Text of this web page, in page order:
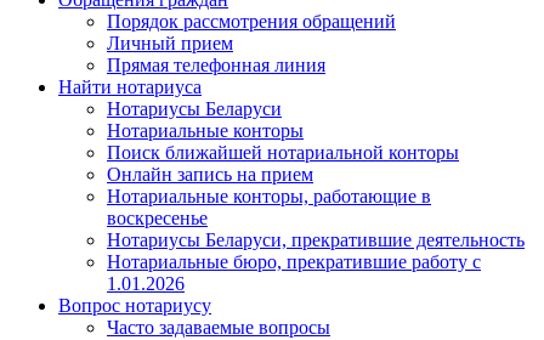
Порядок рассмотрения обращений
Личный прием
Прямая телефонная линия
Найти нотариуса
Нотариусы Беларуси
Нотариальные конторы
Поиск ближайшей нотариальной конторы
Онлайн запись на прием
Нотариальные конторы, работающие в
воскресенье
Нотариусы Беларуси, прекратившие деятельность
Нотариальные бюро, прекратившие работу с
1.01.2026
Вопрос нотариусу
Часто задаваемые вопросы